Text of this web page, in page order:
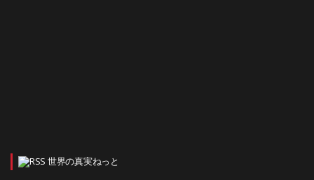
世界の真実ねっと